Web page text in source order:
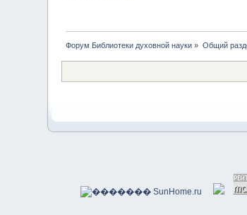
Форум Библиотеки духовной науки » Общий